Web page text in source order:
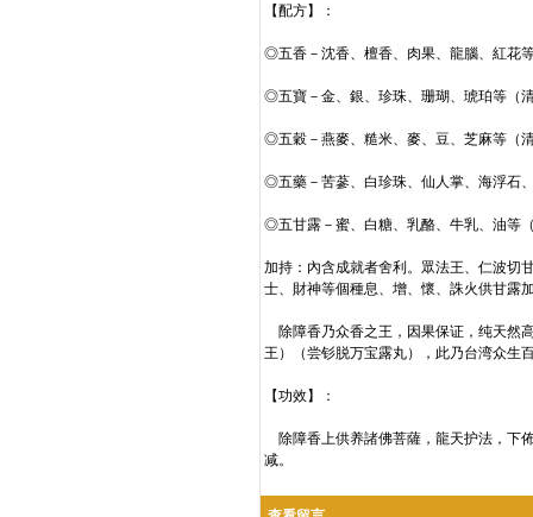
【配方】：
◎五香－沈香、檀香、肉果、龍腦、紅花
◎五寶－金、銀、珍珠、珊瑚、琥珀等（
◎五穀－燕麥、糙米、麥、豆、芝麻等（
◎五藥－苦蔘、白珍珠、仙人掌、海浮石
◎五甘露－蜜、白糖、乳酪、牛乳、油等
加持：內含成就者舍利。眾法王、仁波切
士、財神等個種息、增、懷、誅火供甘露
除障香乃众香之王，因果保证，纯天然
王）（尝钐脱万宝露丸），此乃台湾众生
【功效】：
除障香上供养諸佛菩薩，龍天护法，下
减。